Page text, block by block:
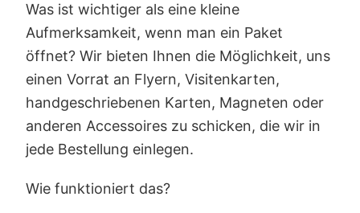
Was ist wichtiger als eine kleine
Aufmerksamkeit, wenn man ein Paket
öffnet? Wir bieten Ihnen die Möglichkeit, uns
einen Vorrat an Flyern, Visitenkarten,
handgeschriebenen Karten, Magneten oder
anderen Accessoires zu schicken, die wir in
jede Bestellung einlegen.
Wie funktioniert das?